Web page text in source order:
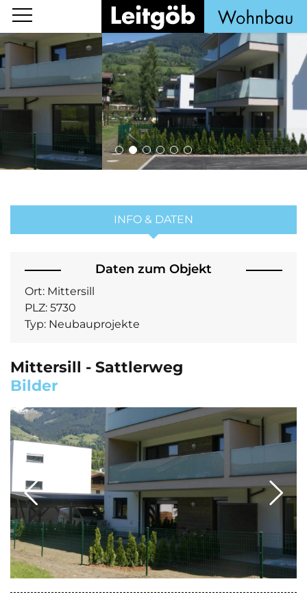
INFO & DATEN
Daten zum Objekt
Ort:Mittersill
PLZ:5730
Typ:Neubauprojekte
Mittersill - Sattlerweg
Bilder